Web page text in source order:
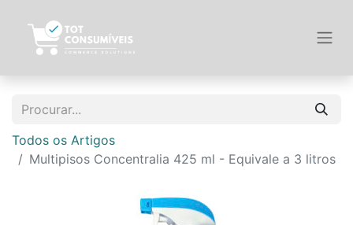
Todos os Artigos
Multipisos Concentralia 425 ml - Equivale a 3 litros